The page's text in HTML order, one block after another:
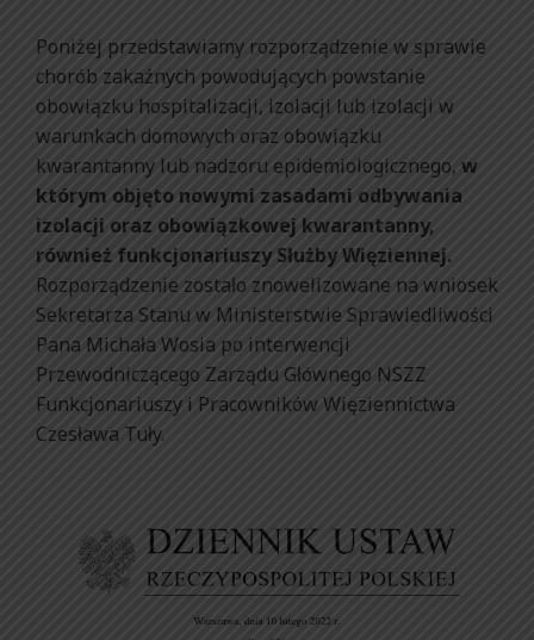
Poniżej przedstawiamy rozporządzenie w sprawie
chorób zakaźnych powodujących powstanie
obowiązku hospitalizacji, izolacji lub izolacji w
warunkach domowych oraz obowiązku
kwarantanny lub nadzoru epidemiologicznego, w
którym objęto nowymi zasadami odbywania
izolacji oraz obowiązkowej kwarantanny,
również funkcjonariuszy Służby Więziennej.
Rozporządzenie zostało znowelizowane na wniosek
Sekretarza Stanu w Ministerstwie Sprawiedliwości
Pana Michała Wosia po interwencji
Przewodniczącego Zarządu Głównego NSZZ
Funkcjonariuszy i Pracowników Więziennictwa
Czesława Tuły.